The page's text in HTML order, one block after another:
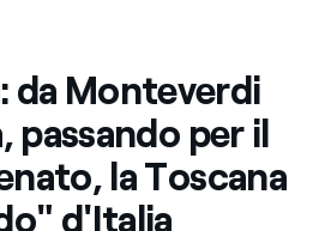
da Monteverdi
passando per il
la Toscana
d'Italia